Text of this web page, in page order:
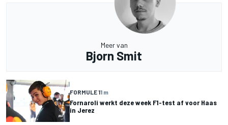
Meer van
Bjorn Smit
FORMULE 11 m
Fornaroli werkt deze week F1-test af voor Haas
in Jerez